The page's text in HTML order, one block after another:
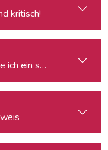
kritisch!
ich ein schlüssiges